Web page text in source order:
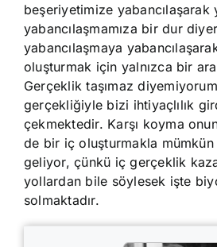
beşeriyetimize yabancılaşarak
yabancılaşmamıza bir dur
yabancılaşmaya
oluşturmak için yalnızca bir
Gerçeklik taşımaz
gerçekliğiyle bizi ihtiyaçlılık
çekmektedir. Karşı koyma
de bir iç oluşturmakla
geliyor, çünkü iç gerçeklik
yollardan bile söylesek işte
solmaktadır.